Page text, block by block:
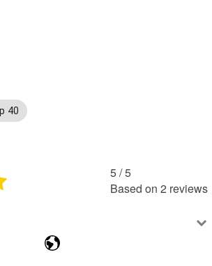
40
5 /5
Based on 2 reviews